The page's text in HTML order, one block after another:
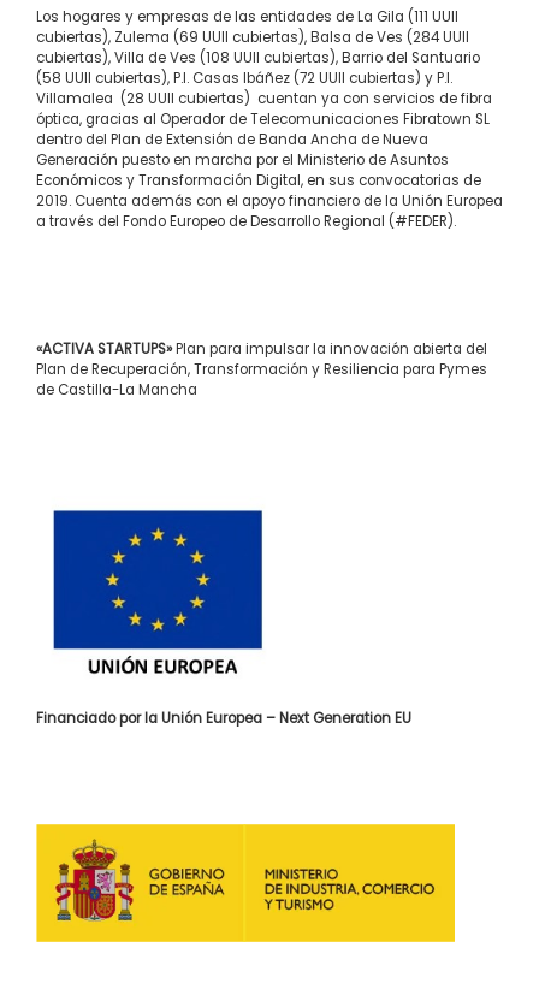
Los hogares y empresas de las entidades de La Gila (111 UUII
cubiertas), Zulema (69 UUII cubiertas), Balsa de Ves (284 UUII
cubiertas), Villa de Ves (108 UUII cubiertas), Barrio del Santuario
(58 UUII cubiertas), P.I. Casas Ibáñez (72 UUII cubiertas) y P.I.
Villamalea (28 UUII cubiertas) cuentan ya con servicios de fibra
óptica, gracias al Operador de Telecomunicaciones Fibratown SL
dentro del Plan de Extensión de Banda Ancha de Nueva
Generación puesto en marcha por el Ministerio de Asuntos
Económicos y Transformación Digital, en sus convocatorias de
2019. Cuenta además con el apoyo financiero de la Unión Europea
a través del Fondo Europeo de Desarrollo Regional (#FEDER).
«ACTIVA STARTUPS»Plan para impulsar la innovación abierta del
Plan de Recuperación, Transformación y Resiliencia para Pymes
de Castilla-La Mancha
Financiado por la Unión Europea – Next Generation EU